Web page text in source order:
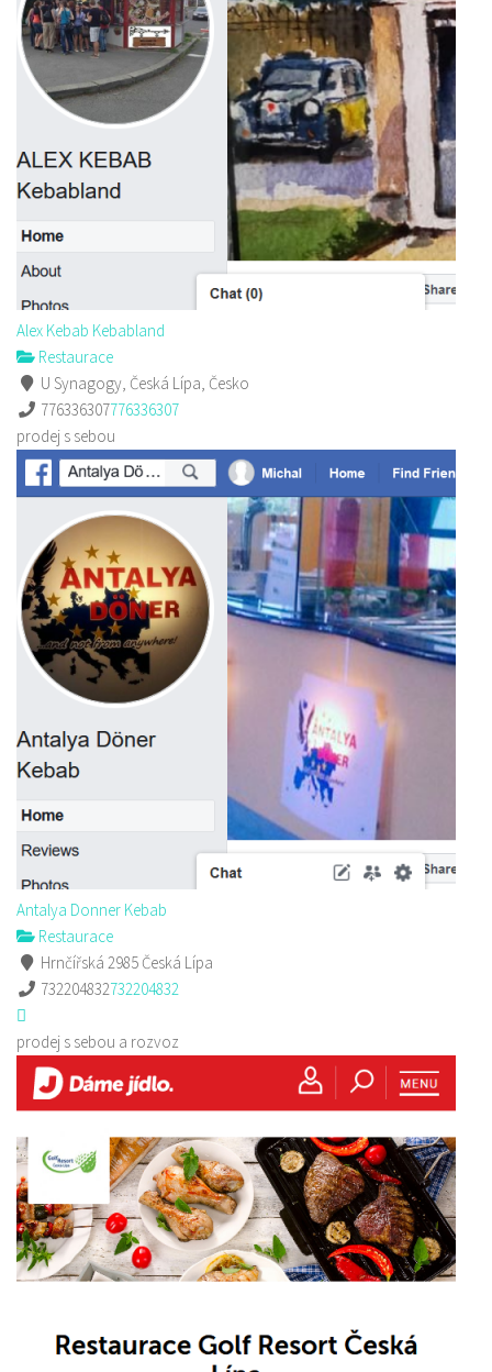
Alex Kebab Kebabland
Restaurace
U Synagogy, Česká Lípa, Česko
776336307776336307
prodej s sebou
Antalya Donner Kebab
Restaurace
Hrnčířská 2985 Česká Lípa
732204832732204832
prodej s sebou a rozvoz